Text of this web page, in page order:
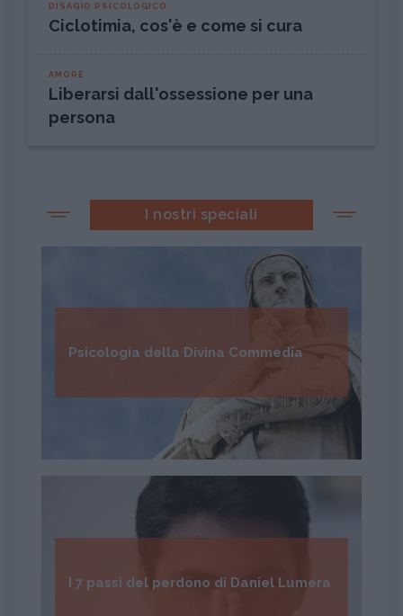
DISAGIO PSICOLOGICO
Ciclotimia, cos'è e come si cura
AMORE
Liberarsi dall'ossessione per una
persona
I nostri speciali
Psicologia della Divina Commedia
I 7 passi del perdono di Daniel Lumera